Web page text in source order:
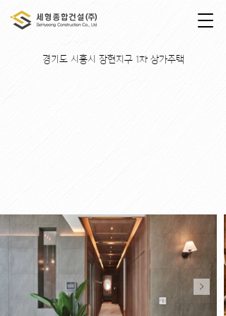
경기도 시흥시 장현지구 1차 상가주택